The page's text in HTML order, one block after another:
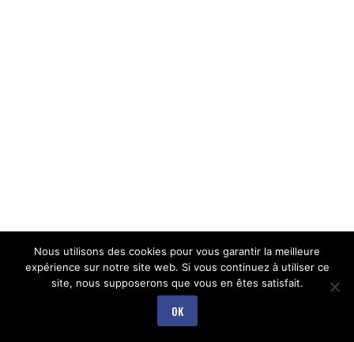
Nous utilisons des cookies pour vous garantir la meilleure
expérience sur notre site web. Si vous continuez à utiliser ce
site, nous supposerons que vous en êtes satisfait.
OK